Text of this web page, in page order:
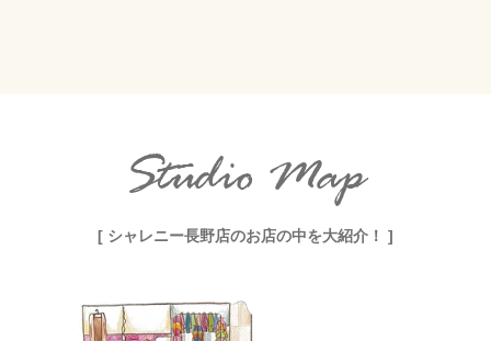
Studio Map
[ シャレニー長野店のお店の中を大紹介！ ]